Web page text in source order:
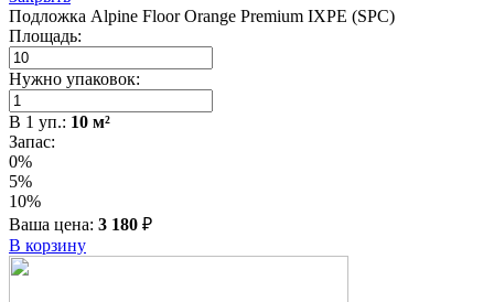
Подложка Alpine Floor Orange Premium IXPE (SPC)
Площадь:
Нужно упаковок:
В 1 уп.: 10 м²
Запас:
0%
5%
10%
Ваша цена: 3 180 ₽
В корзину